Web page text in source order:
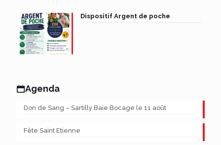
Dispositif Argent de poche
Agenda
Don de Sang – Sartilly Baie Bocage le 11 août
Fête Saint Etienne